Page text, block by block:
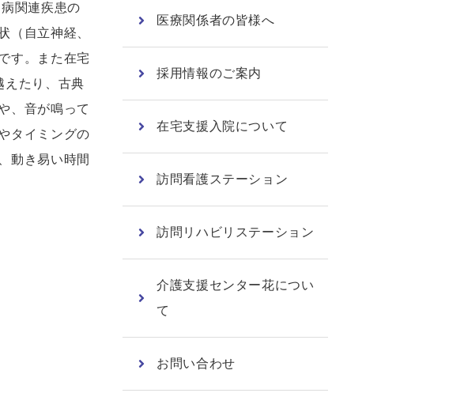
関連疾患の
（自立神経、
す。また在宅
えたり、古典
、音が鳴って
タイミングの
動き易い時間
医療関係者の皆様へ
採用情報のご案内
在宅支援入院について
訪問看護ステーション
訪問リハビリステーション
介護支援センター花につい
て
お問い合わせ